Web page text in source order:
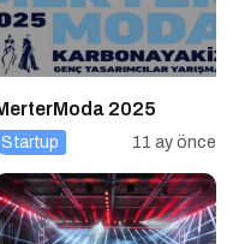
2025
Startup 11 ay önce